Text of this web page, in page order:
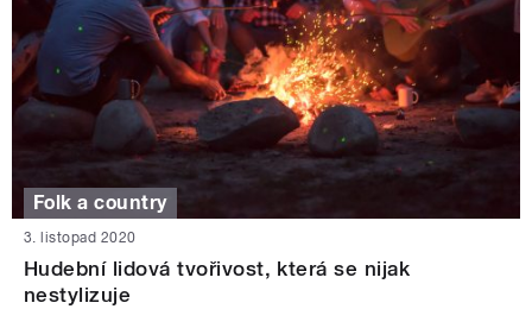
Folk a country
3. listopad 2020
Hudební lidová tvořivost, která se nijak
nestylizuje